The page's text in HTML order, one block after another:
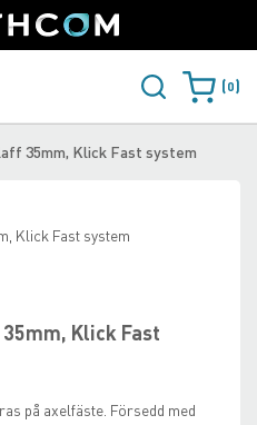
Varukorgen
0
35mm, Klick Fast system
Klick Fast
på axelfäste. Försedd med